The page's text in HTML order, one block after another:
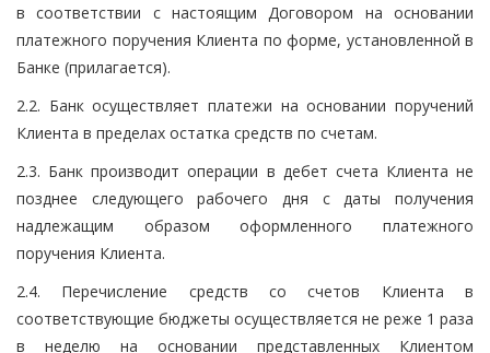
в соответствии с настоящим Договором на основании
платежного поручения Клиента по форме, установленной в
Банке (прилагается).
2.2. Банк осуществляет платежи на основании поручений
Клиента в пределах остатка средств по счетам.
2.3. Банк производит операции в дебет счета Клиента не
позднее следующего рабочего дня с даты получения
надлежащим образом оформленного платежного
поручения Клиента.
2.4. Перечисление средств со счетов Клиента в
соответствующие бюджеты осуществляется не реже 1 раза
в неделю на основании представленных Клиентом